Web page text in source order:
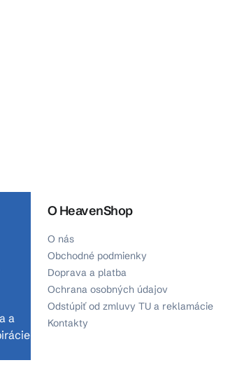
a
O HeavenShop
O nás
Obchodné podmienky
Doprava a platba
Ochrana osobných údajov
Odstúpiť od zmluvy TU a reklamácie
Kontakty